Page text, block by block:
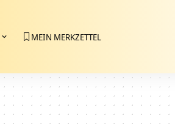
MEIN MERKZETTEL